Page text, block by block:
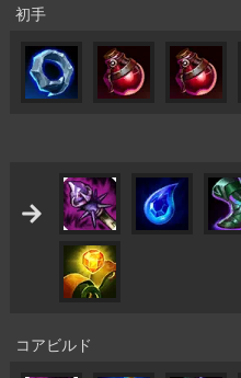
初手
コアビルド